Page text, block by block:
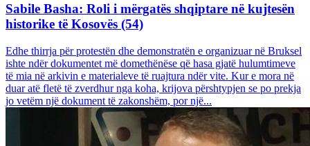
Sabile Basha: Roli i mërgatës shqiptare në kujtesën
historike të Kosovës (54)
Edhe thirrja për protestën dhe demonstratën e organizuar në Bruksel
ishte ndër dokumentet më domethënëse që hasa gjatë hulumtimeve
të mia në arkivin e materialeve të ruajtura ndër vite. Kur e mora në
duar atë fletë të zverdhur nga koha, krijova përshtypjen se po prekja
jo vetëm një dokument të zakonshëm, por një...